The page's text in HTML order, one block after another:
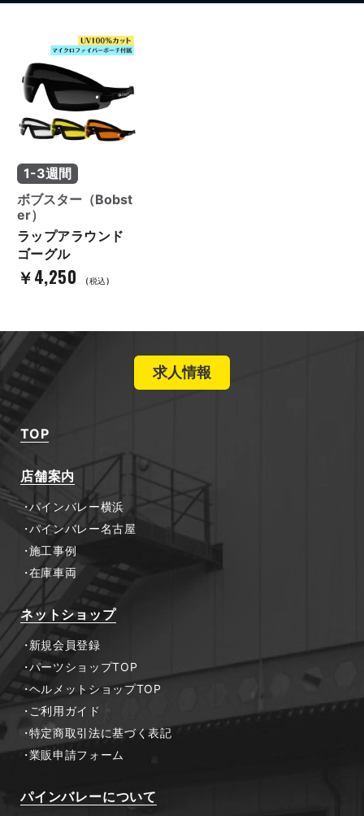
1-3週間
ボブスター（Bobst
er）
ラップアラウンド
ゴーグル
￥4,250 (税込)
求人情報
TOP
店舗案内
パインバレー横浜
パインバレー名古屋
施工事例
在庫車両
ネットショップ
新規会員登録
パーツショップTOP
ヘルメットショップTOP
ご利用ガイド
特定商取引法に基づく表記
業販申請フォーム
パインバレーについて